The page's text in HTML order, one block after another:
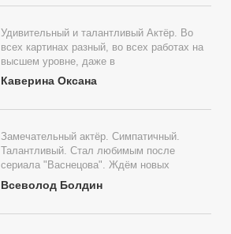
Удивительный и талантливый Актёр. Во
всех картинах разный, во всех работах на
высшем уровне, даже в
Каверина Оксана
Замечательный актёр. Симпатичный.
Талантливый. Стал любимым после
сериала "Васнецова". Ждём новых
Всеволод Болдин